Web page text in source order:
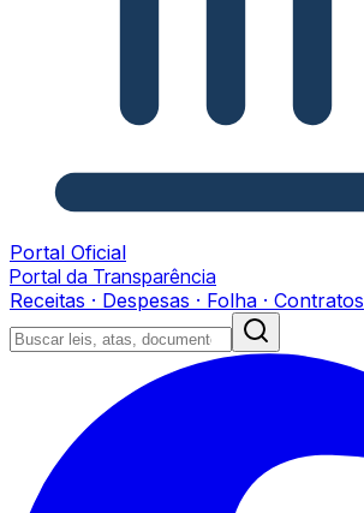
Portal Oficial
Portal da Transparência
Receitas · Despesas · Folha · Contratos